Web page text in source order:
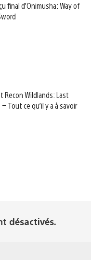
final d’Onimusha: Way of
Recon Wildlands: Last
Tout ce qu’il y a à savoir
désactivés.